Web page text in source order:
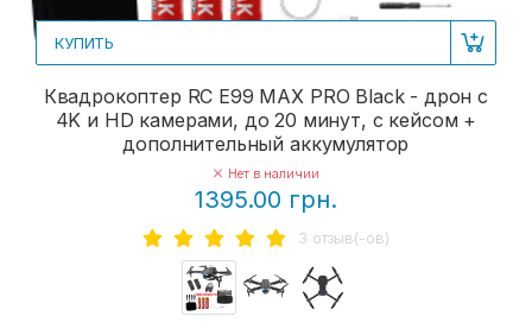
КУПИТЬ
Квадрокоптер RC E99 MAX PRO Black - дрон с
4K и HD камерами, до 20 минут, с кейсом +
дополнительный аккумулятор
Нет в наличии
1395.00 грн.
3 отзыв(-ов)